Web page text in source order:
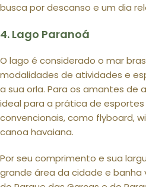
busca por descanso e um dia
4. Lago Paranoá
O lago é considerado o mar
modalidades de atividades e
a sua orla. Para os amantes de
ideal para a prática de
convencionais, como flyboard,
canoa havaiana.
Por seu comprimento e sua
grande área da cidade e banha